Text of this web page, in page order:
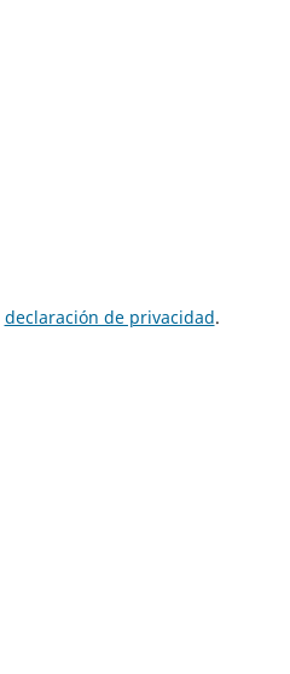
declaración de privacidad.